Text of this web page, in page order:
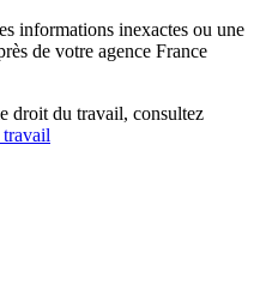
informations inexactes ou une
de votre agence France
droit du travail, consultez